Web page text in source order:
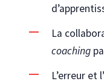
La
coaching
L’erreur et